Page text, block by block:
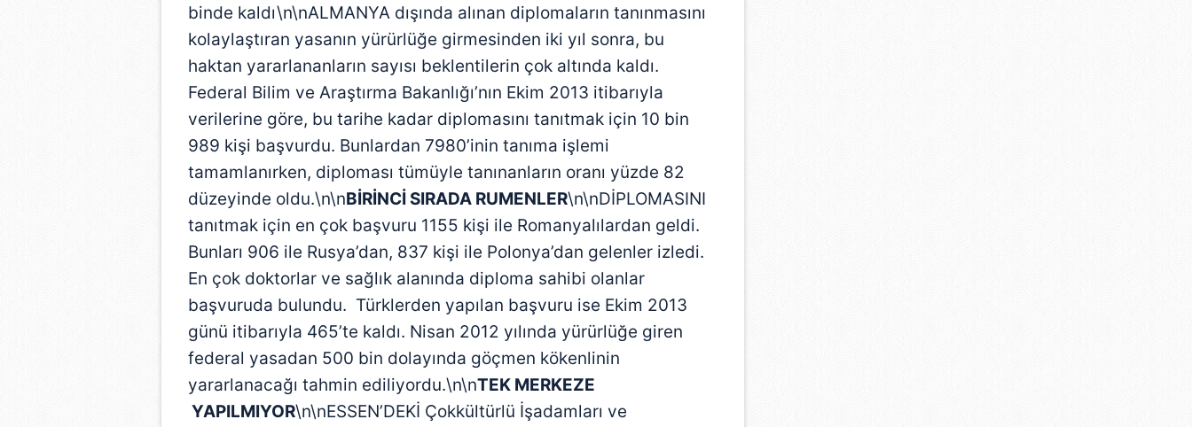
binde kaldı\n\nALMANYA dışında alınan diplomaların tanınmasını
kolaylaştıran yasanın yürürlüğe girmesinden iki yıl sonra, bu
haktan yararlananların sayısı beklentilerin çok altında kaldı.
Federal Bilim ve Araştırma Bakanlığı’nın Ekim 2013 itibarıyla
verilerine göre, bu tarihe kadar diplomasını tanıtmak için 10 bin
989 kişi başvurdu. Bunlardan 7980’inin tanıma işlemi
tamamlanırken, diploması tümüyle tanınanların oranı yüzde 82
düzeyinde oldu.\n\nBİRİNCİ SIRADA RUMENLER\n\nDİPLOMASINI
tanıtmak için en çok başvuru 1155 kişi ile Romanyalılardan geldi.
Bunları 906 ile Rusya’dan, 837 kişi ile Polonya’dan gelenler izledi.
En çok doktorlar ve sağlık alanında diploma sahibi olanlar
başvuruda bulundu. Türklerden yapılan başvuru ise Ekim 2013
günü itibarıyla 465’te kaldı. Nisan 2012 yılında yürürlüğe giren
federal yasadan 500 bin dolayında göçmen kökenlinin
yararlanacağı tahmin ediliyordu.\n\nTEK MERKEZE
YAPILMIYOR\n\nESSEN’DEKİ Çokkültürlü İşadamları ve